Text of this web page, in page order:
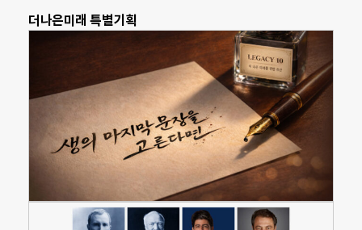
더나은미래 특별기획